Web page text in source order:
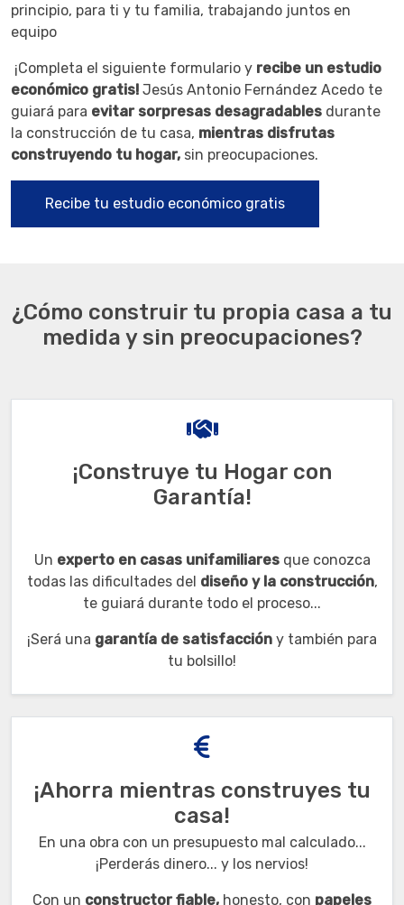
principio, para ti y tu familia, trabajando juntos en
equipo
¡Completa el siguiente formulario y recibe un estudio
económico gratis! Jesús Antonio Fernández Acedo te
guiará para evitar sorpresas desagradables durante
la construcción de tu casa, mientras disfrutas
construyendo tu hogar, sin preocupaciones.
Recibe tu estudio económico gratis
¿Cómo construir tu propia casa a tu
medida y sin preocupaciones?
¡Construye tu Hogar con
Garantía!
Un experto en casas unifamiliaresque conozca
todas las dificultades del diseño y la construcción,
te guiará durante todo el proceso...
¡Será una garantía de satisfacción y también para
tu bolsillo!
¡Ahorra mientras construyes tu
casa!
En una obra con un presupuesto mal calculado...
¡Perderás dinero... y los nervios!
Con un constructor fiable, honesto, con papeles